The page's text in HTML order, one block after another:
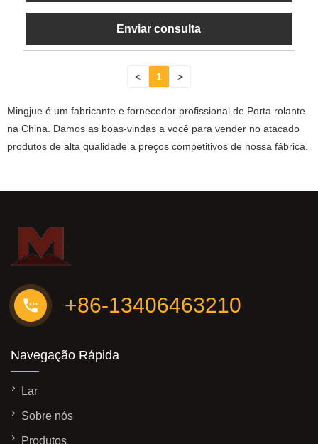
Enviar consulta
< 1 >
Mingjue é um fabricante e fornecedor profissional de Porta rolante
na China. Damos as boas-vindas a você para vender no atacado
produtos de alta qualidade a preços competitivos de nossa fábrica.
+86-13406463210
Navegação Rápida
Lar
Sobre nós
Produtos